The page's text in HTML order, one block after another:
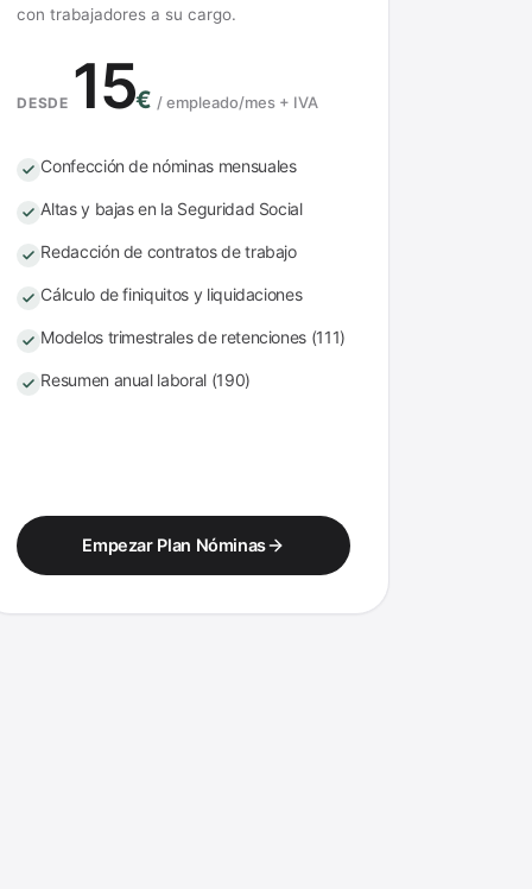
con trabajadores a su cargo.
DESDE 15€ /empleado/mes + IVA
Confección de nóminas mensuales
Altas y bajas en la Seguridad Social
Redacción de contratos de trabajo
Cálculo de finiquitos y liquidaciones
Modelos trimestrales de retenciones (111)
Resumen anual laboral (190)
Empezar Plan Nóminas